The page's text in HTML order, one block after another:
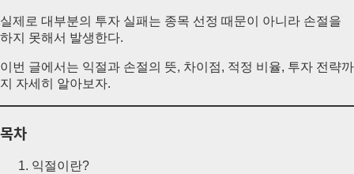
실제로 대부분의 투자 실패는 종목 선정 때문이 아니라 손절을
하지 못해서 발생한다.
이번 글에서는 익절과 손절의 뜻, 차이점, 적정 비율, 투자 전략까
지 자세히 알아보자.
목차
익절이란?